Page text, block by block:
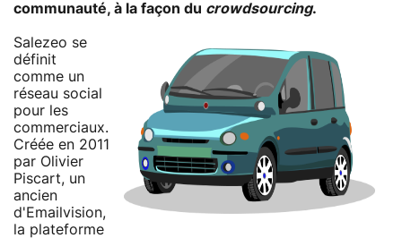
communauté, à la façon du crowdsourcing.
Salezeo se
définit
comme un
réseau social
pour les
commerciaux.
Créée en 2011
par Olivier
Piscart, un
ancien
d'Emailvision,
la plateforme